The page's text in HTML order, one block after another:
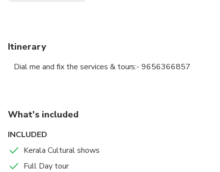
Itinerary
Dial me and fix the services & tours:- 9656366857
What's included
INCLUDED
Kerala Cultural shows
Full Day tour